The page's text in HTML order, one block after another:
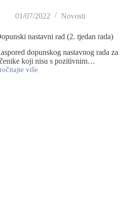
01/07/2022 Novosti
nastavni rad (2. tjedan rada)
dopunskog nastavnog rada za
koji nisu s pozitivnim…
više